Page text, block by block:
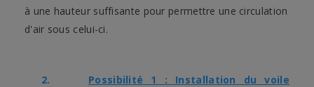
à une hauteur suffisante pour permettre une circulation
d'air sous celui-ci.
2.
Possibilité 1 : Installation du voile